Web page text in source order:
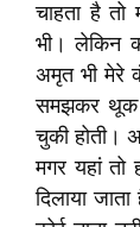
चाहता है
भी। लेकिन
अमृत भी मेरे
समझकर थूक
चुकी होती।
मगर यहां
दिलाया